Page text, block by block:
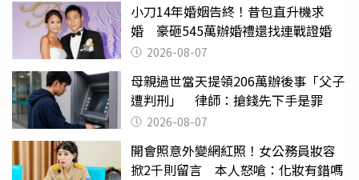
小刀14年婚姻告終！昔包直升機求
婚 豪砸545萬辦婚禮還找連戰證婚
2026-08-07
母親過世當天提領206萬辦後事「父子
遭判刑」 律師：搶錢先下手是罪
2026-08-07
開會照意外變網紅照！女公務員妝容
掀2千則留言 本人怒嗆：化妝有錯嗎